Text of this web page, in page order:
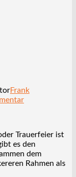
Frank
Trauerfeier ist
es den
dem
Rahmen als